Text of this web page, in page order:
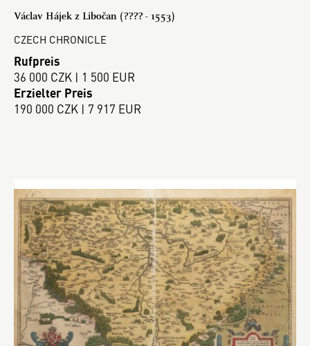
Václav Hájek z Libočan (???? - 1553)
CZECH CHRONICLE
Rufpreis
36 000 CZK | 1 500 EUR
Erzielter Preis
190 000 CZK | 7 917 EUR